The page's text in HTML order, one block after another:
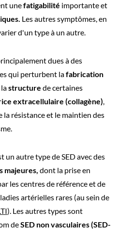
unefatigabilité importante et
. Les autres symptômes, en
d'un type à un autre.
dues à des
qui perturbent lafabrication
structure de certaines
extracellulaire (collagène),
la résistance et le maintien des
un autre type de SED avec des
majeures, dont la prise en
les centres de référence et de
artérielles rares (au sein de
). Les autres types sont
deSED non vasculaires (SED-